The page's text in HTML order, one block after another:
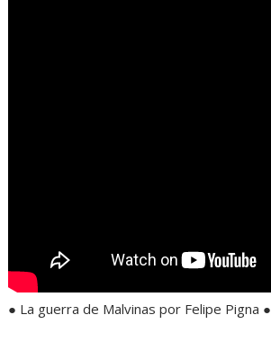
● La guerra de Malvinas por Felipe Pigna ●